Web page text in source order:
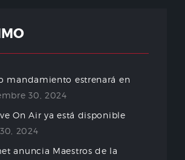
mandamiento estrenará en
30, 2024
On Air ya está disponible
2024
anuncia Maestros de la